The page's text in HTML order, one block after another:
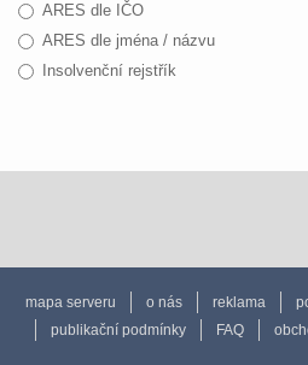
ARES dle IČO
ARES dle jména / názvu
Insolvenční rejstřík
mapa serveru o nás reklama
publikační podmínky
FAQ